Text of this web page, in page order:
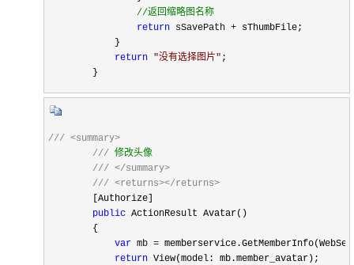
//返回缩略图名称
return sSavePath + sThumbFile;
            }
return "没有选择图片" ;
        }
/// <summary>
/// 修改头像
/// </summary>
/// <returns></returns>
        [Authorize]
public ActionResult Avatar()
        {
var mb =
return View(model: mb.member_avatar);